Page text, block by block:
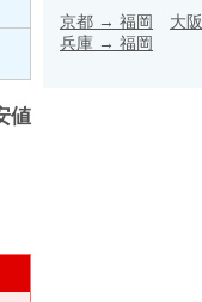
値
京都 → 福岡 大阪
兵庫 → 福岡